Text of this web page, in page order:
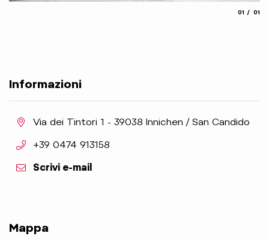
01 01
Informazioni
aria.location:
Via dei Tintori 1 - 39038 Innichen / San Candido
aria.phone:
+39 0474 913158
Scrivi e-mail
Mappa